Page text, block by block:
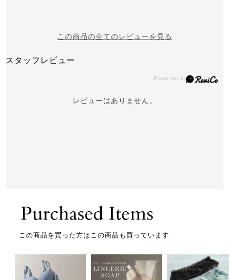
この商品の全てのレビューを見る
スタッフレビュー
レビューはありません。
この商品を買った方はこの商品も買っています